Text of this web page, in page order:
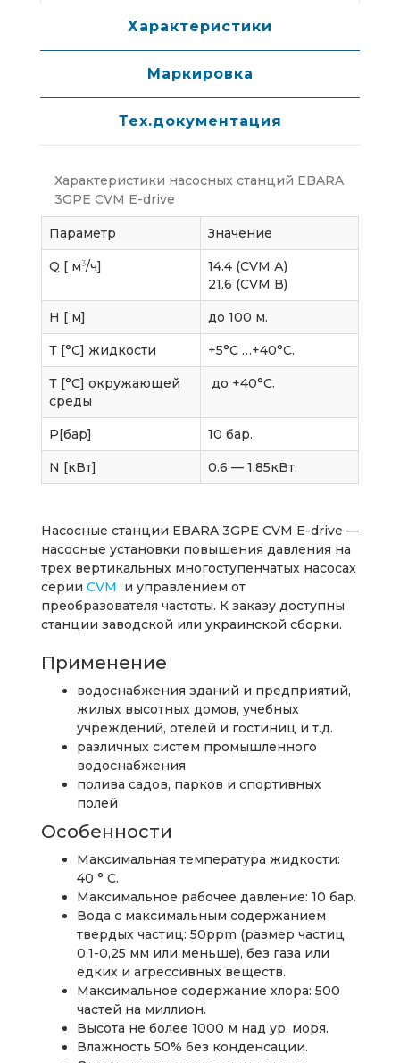
Характеристики
Маркировка
Тех.документация
Характеристики насосных станций EBARA
3GPE CVM E-drive
Параметр Значение
Q [ м3/ч]
14.4 (CVM А)
21.6 (CVM В)
H [ м] до 100 м.
Т [°C] жидкости +5°С …+40°С.
Т [°C] окружающей
среды
до +40°С.
P[бар] 10 бар.
N [кВт] 0.6 — 1.85кВт.
Насосные станции EBARA 3GPE CVM E-drive —
насосные установки повышения давления на
трех вертикальных многоступенчатых насосах
серии CVM и управлением от
преобразователя частоты. К заказу доступны
станции заводской или украинской сборки.
Применение
водоснабжения зданий и предприятий,
жилых высотных домов, учебных
учреждений, отелей и гостиниц и т.д.
различных систем промышленного
водоснабжения
полива садов, парков и спортивных
полей
Особенности
Максимальная температура жидкости:
40 ° C.
Максимальное рабочее давление: 10 бар.
Вода с максимальным содержанием
твердых частиц: 50ppm (размер частиц
0,1-0,25 мм или меньше), без газа или
едких и агрессивных веществ.
Максимальное содержание хлора: 500
частей на миллион.
Высота не более 1000 м над ур. моря.
Влажность 50% без конденсации.